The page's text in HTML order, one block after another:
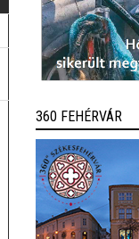
360 FEHÉRVÁR